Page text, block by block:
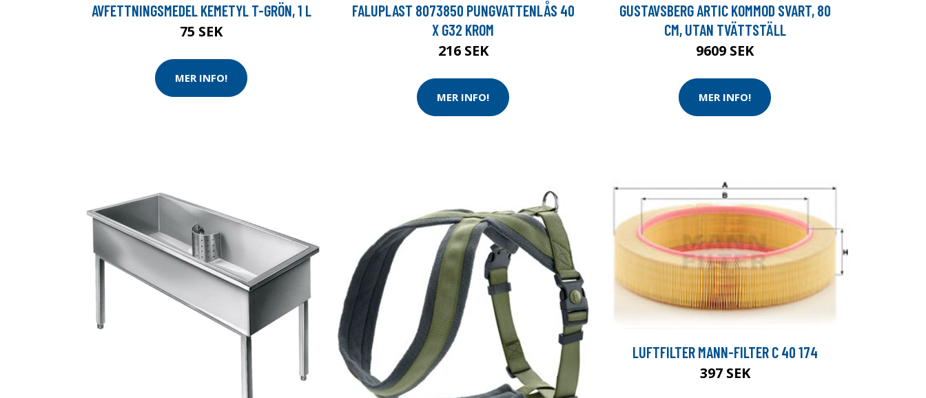
AVFETTNINGSMEDEL KEMETYL T-GRÖN, 1 L
75 SEK
MER INFO!
FALUPLAST 8073850 PUNGVATTENLÅS 40
X G32 KROM
216 SEK
MER INFO!
GUSTAVSBERG ARTIC KOMMOD SVART, 80
CM, UTAN TVÄTTSTÄLL
9609 SEK
MER INFO!
LUFTFILTER MANN-FILTER C 40 174
397 SEK